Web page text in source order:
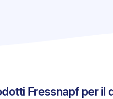
Fressnapf per il